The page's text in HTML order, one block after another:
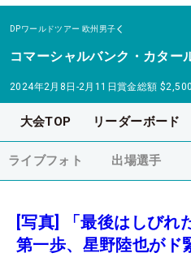
DPワールドツアー 欧州男子
コマーシャルバンク・カター
2024年2月8日-2月11日賞金総額
大会TOP リーダーボード
ライブフォト 出場選手
[写真] 「最後はしび
第一歩、星野陸也がド